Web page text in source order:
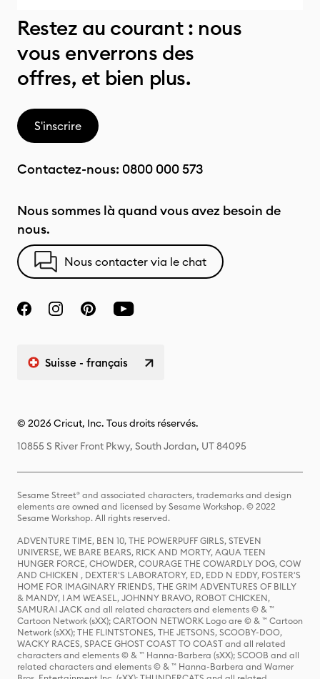
Restez au courant : nous
vous enverrons des
offres, et bien plus.
S'inscrire
Contactez-nous: 0800 000 573
Nous sommes là quand vous avez besoin de
nous.
Nous contacter via le chat
Suisse - français
© 2026 Cricut, Inc. Tous droits réservés.
10855 S River Front Pkwy, South Jordan, UT 84095
Sesame Street® and associated characters, trademarks and design
elements are owned and licensed by Sesame Workshop. © 2022
Sesame Workshop. All rights reserved.
ADVENTURE TIME, BEN 10, THE POWERPUFF GIRLS, STEVEN
UNIVERSE, WE BARE BEARS, RICK AND MORTY, AQUA TEEN
HUNGER FORCE, CHOWDER, COURAGE THE COWARDLY DOG, COW
AND CHICKEN , DEXTER'S LABORATORY, ED, EDD N EDDY, FOSTER'S
HOME FOR IMAGINARY FRIENDS, THE GRIM ADVENTURES OF BILLY
& MANDY, I AM WEASEL, JOHNNY BRAVO, ROBOT CHICKEN,
SAMURAI JACK and all related characters and elements © & ™
Cartoon Network (sXX); CARTOON NETWORK Logo are © & ™ Cartoon
Network (sXX); THE FLINTSTONES, THE JETSONS, SCOOBY-DOO,
WACKY RACES, SPACE GHOST COAST TO COAST and all related
characters and elements © & ™ Hanna-Barbera (sXX); SCOOB and all
related characters and elements © & ™ Hanna-Barbera and Warner